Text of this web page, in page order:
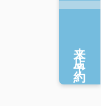
来店予約